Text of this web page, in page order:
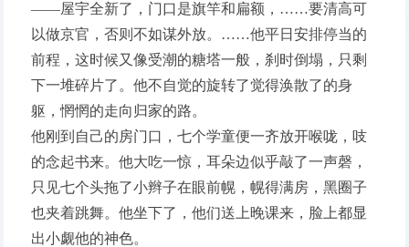
——屋宇全新了，门口是旗竿和扁额，……要清高可
以做京官，否则不如谋外放。……他平日安排停当的
前程，这时候又像受潮的糖塔一般，刹时倒塌，只剩
下一堆碎片了。他不自觉的旋转了觉得涣散了的身
躯，惘惘的走向归家的路。
他刚到自己的房门口，七个学童便一齐放开喉咙，吱
的念起书来。他大吃一惊，耳朵边似乎敲了一声磬，
只见七个头拖了小辫子在眼前幌，幌得满房，黑圈子
也夹着跳舞。他坐下了，他们送上晚课来，脸上都显
出小觑他的神色。